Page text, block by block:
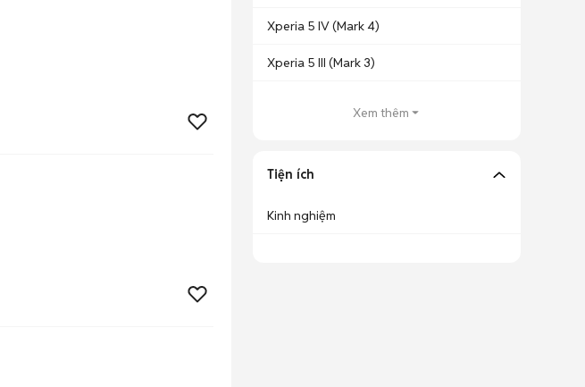
Xperia 5 IV (Mark 4)
Xperia 5 III (Mark 3)
Xem thêm
Tiện ích
Kinh nghiệm